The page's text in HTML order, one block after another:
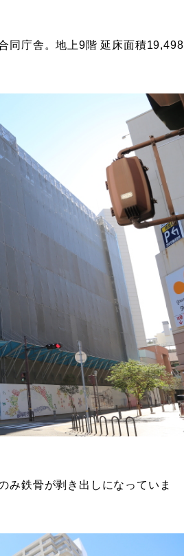
同庁舎。地上9階 延床面積19,498
み鉄骨が剥き出しになっていま